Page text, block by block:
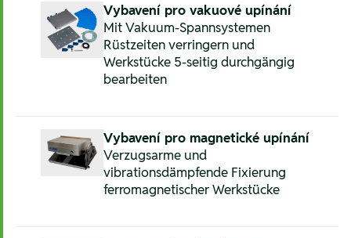
Vybavení pro vakuové upínání
Mit Vakuum-Spannsystemen
Rüstzeiten verringern und
Werkstücke 5-seitig durchgängig
bearbeiten
Vybavení pro magnetické upínání
Verzugsarme und
vibrationsdämpfende Fixierung
ferromagnetischer Werkstücke